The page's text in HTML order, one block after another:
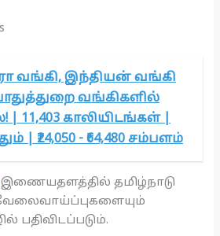
வங்கி, இந்தியன் வங்கி
வங்கிகளில்
| 11,403 காலியிடங்கள் |
| ₹24,050 - ₹64,480 சம்பளம்
இணையதளத்தில் தமிழ்நாடு
வேலைவாய்ப்புகளையும்
பதிவிடப்படும்.